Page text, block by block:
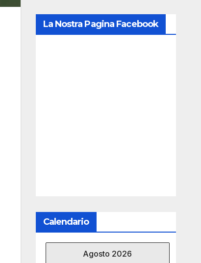
La Nostra Pagina Facebook
Calendario
Agosto 2026